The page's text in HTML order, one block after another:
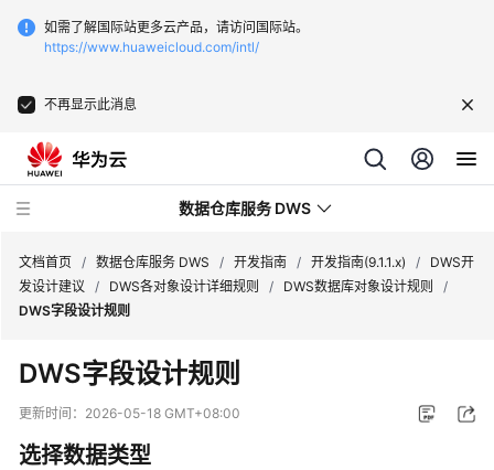
如需了解国际站更多云产品，请访问国际站。
https://www.huaweicloud.com/intl/
不再显示此消息
数据仓库服务 DWS
动
态
服
文档首页 / 数据仓库服务 DWS / 开发指南 / 开发指南(9.1.1.x) /
DWS开
发设计建议
/ DWS各对象设计详细规则 / DWS数据库对象设计规则
/
DWS字段设计规则
DWS字段设计规则
更新时间： 2026-05-18 GMT+08:00
选择数据类型